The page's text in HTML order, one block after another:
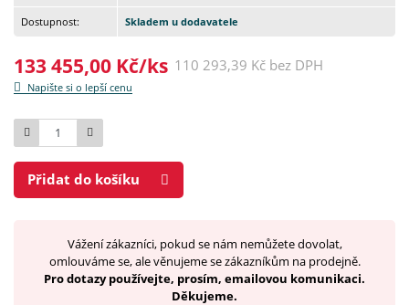
Dostupnost: Skladem u dodavatele
133 455,00 Kč/ks 110 293,39 Kč bez DPH
Napište si o lepší cenu
Počet
Přidat do košíku
Vážení zákazníci, pokud se nám nemůžete dovolat,
omlouváme se, ale věnujeme se zákazníkům na prodejně.
Pro dotazy používejte, prosím, emailovou komunikaci.
Děkujeme.